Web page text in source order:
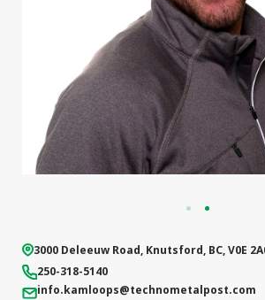
3000 Deleeuw Road, Knutsford, BC,V0E
250-318-5140
info.kamloops@technometalpost.com